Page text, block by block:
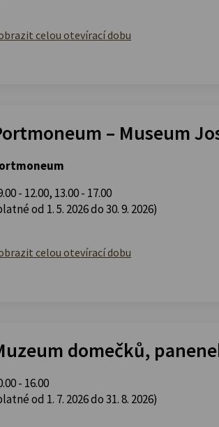
celou otevírací dobu
– Museum
- 12.00, 13.00 - 17.00
od 1. 5. 2026 do 30. 9. 2026)
celou otevírací dobu
domečků,
- 16.00
od 1. 7. 2026 do 31. 8. 2026)